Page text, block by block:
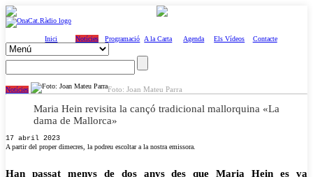
Inici Notícies Programació A la Carta Agenda Els Vídeos Contacte
Notícies Foto: Joan Mateu Parra
Maria Hein revisita la cançó tradicional mallorquina «La
dama de Mallorca»
17 abril 2023
A partir del proper dimecres, la podreu escoltar a la nostra emissora.
Han passat menys de dos anys des que Maria Hein es va